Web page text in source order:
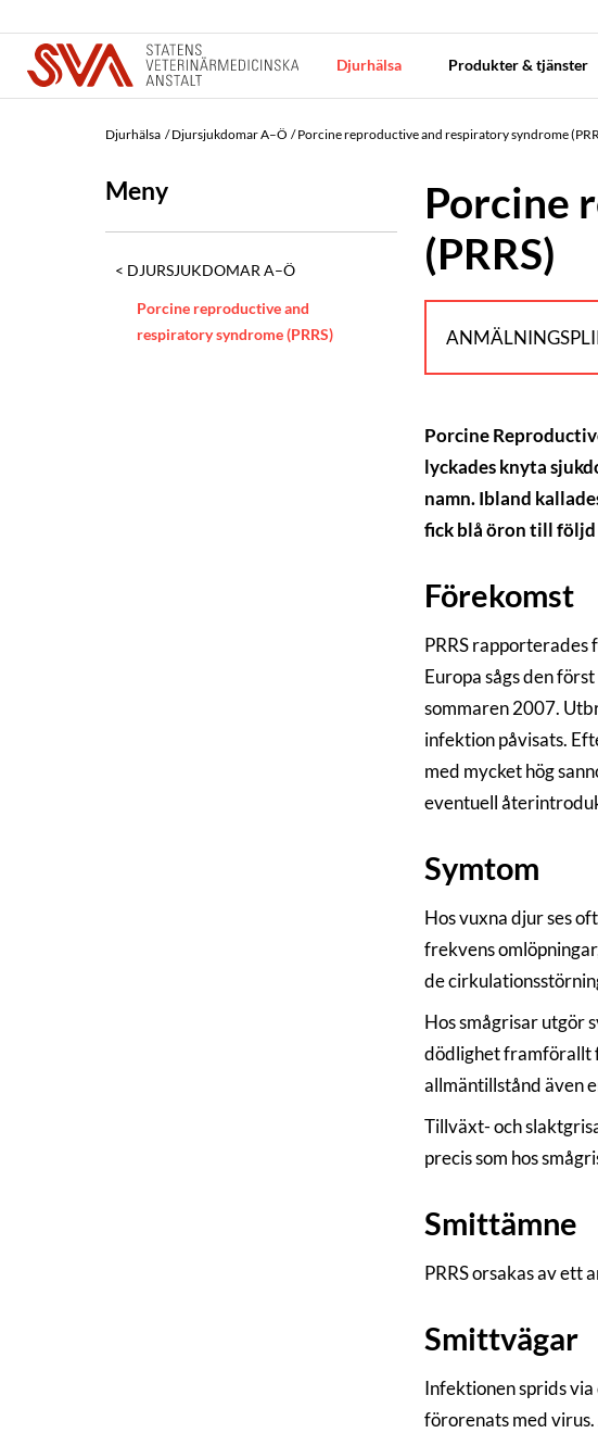
Djurhälsa Produkter & tjänster
Djurhälsa Djursjukdomar A–Ö Porcine reproductive and respiratory syndrome
Meny
DJURSJUKDOMAR A–Ö
Porcine reproductive and
respiratory syndrome (PRRS)
Porcine
(PRRS)
Porcine
lyckades knyta
namn. Ibland
fick blå öron till
Förekomst
PRRS rapporterades
Europa sågs den
sommaren 2007.
infektion påvisats.
med mycket hög
eventuell
Symtom
Hos vuxna djur ses
frekvens
de
Hos smågrisar utgör
dödlighet framförallt
allmäntillstånd även
Tillväxt- och
precis som hos
Smittämne
PRRS orsakas av ett
Smittvägar
Infektionen sprids
förorenats med